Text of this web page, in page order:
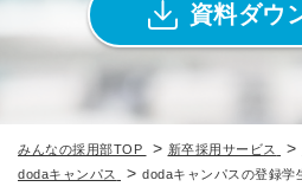
資料ダウ
みんなの採用部TOP > 新卒採用サービス >
dodaキャンパス > dodaキャンパスの登録学